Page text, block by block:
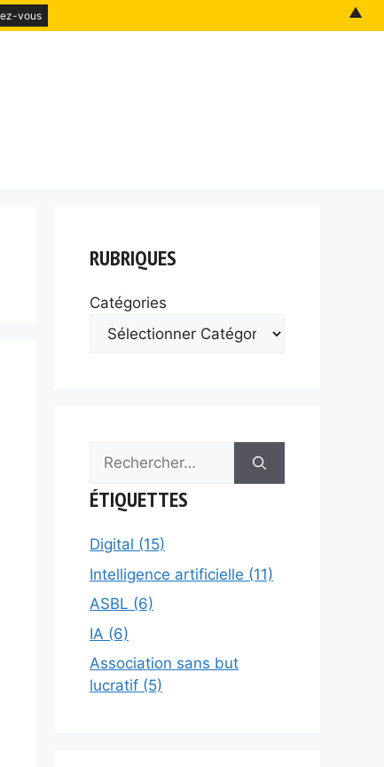
RUBRIQUES
Catégories
Rechercher :
ÉTIQUETTES
Digital (15)
Intelligence artificielle (11)
ASBL (6)
IA (6)
Association sans but
lucratif (5)
▲